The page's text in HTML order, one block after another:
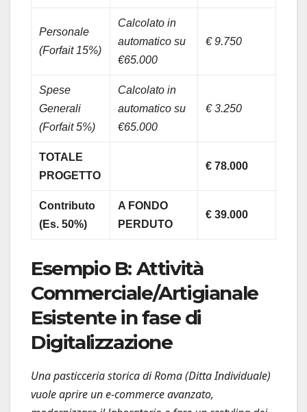
Personale
(Forfait 15%)
Calcolato in
automatico su
€65.000
€ 9.750
Spese
Generali
(Forfait 5%)
Calcolato in
automatico su
€65.000
€ 3.250
TOTALE
PROGETTO
€ 78.000
Contributo
(Es. 50%)
A FONDO
PERDUTO
€ 39.000
Esempio B: Attività
Commerciale/Artigianale
Esistente in fase di
Digitalizzazione
Una pasticceria storica di Roma (Ditta Individuale)
vuole aprire un e-commerce avanzato,